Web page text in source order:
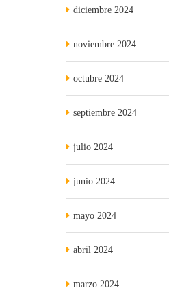
diciembre 2024
noviembre 2024
octubre 2024
septiembre 2024
julio 2024
junio 2024
mayo 2024
abril 2024
marzo 2024